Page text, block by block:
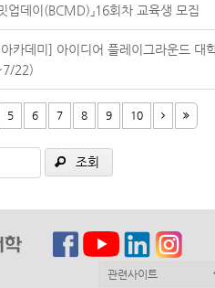
업데이(BCMD)」16회차 교육생 모집
카데미] 아이디어 플레이그라운드 대
22)
5 6 7 8 9 10
조회